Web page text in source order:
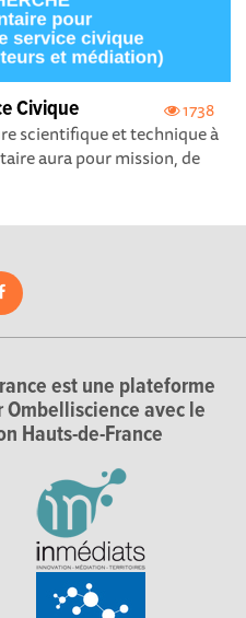
1738
Civique
scientifique et technique à
aura pour mission, de
est une plateforme
avec le
Hauts-de-France